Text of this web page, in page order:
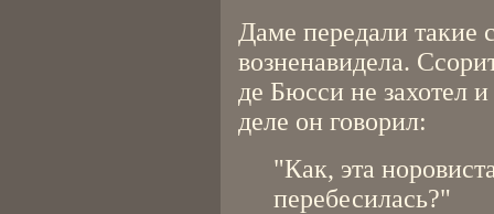
Даме передали такие
возненавидела.
де Бюсси не захотел
деле он говорил:
"Как, эта
перебесилась?"